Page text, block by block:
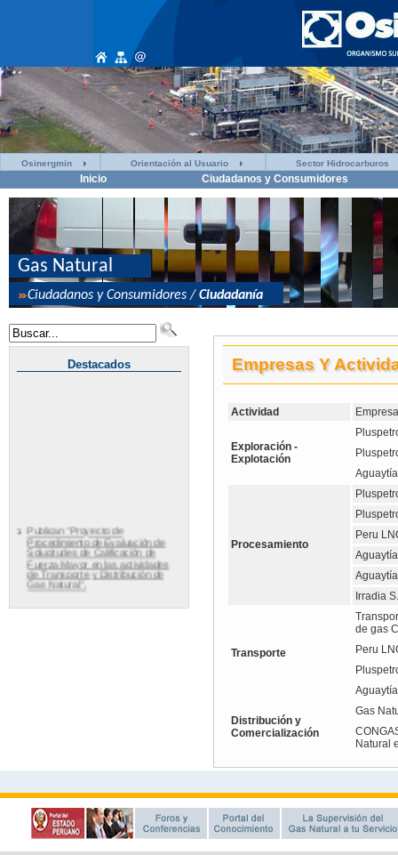
Osinergmin Orientación al Usuario Sector Hidrocarburos
Inicio Ciudadanos y Consumidores